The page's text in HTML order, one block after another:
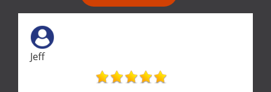
Jeff